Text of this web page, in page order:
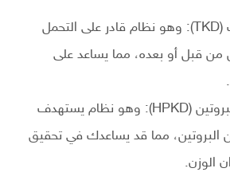
● نظام الكيتو الهادف (TKD): وهو نظام قادر على التحمل
من قبل أو بعده، مما يساعد على
● نظام الكيتو عالي البروتين (HPKD): وهو نظام يستهدف
مما قد يساعدك في تحقيق
الوزن.